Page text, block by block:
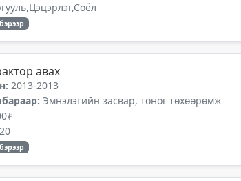
авах
2013-2013
Эмнэлэгийн засвар, тоног төхөөрөмж